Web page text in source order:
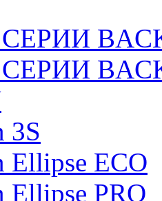
3S
Ellipse ECO
Ellipse PRO